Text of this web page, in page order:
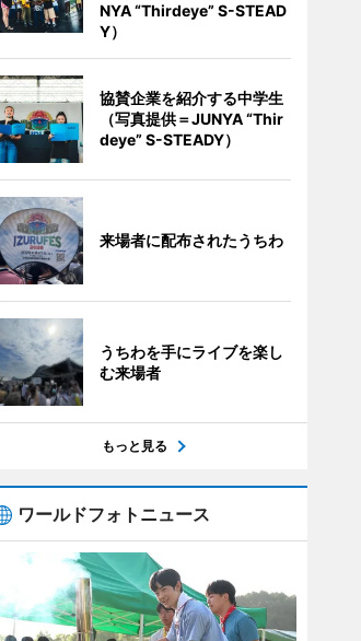
NYA “Thirdeye” S-STEAD
Y）
協賛企業を紹介する中学生
（写真提供＝JUNYA “Thir
deye” S-STEADY）
来場者に配布されたうちわ
うちわを手にライブを楽し
む来場者
もっと見る
ワールドフォトニュース